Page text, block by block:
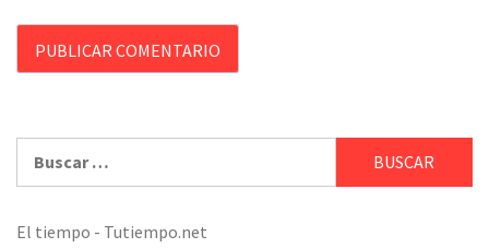
El tiempo - Tutiempo.net